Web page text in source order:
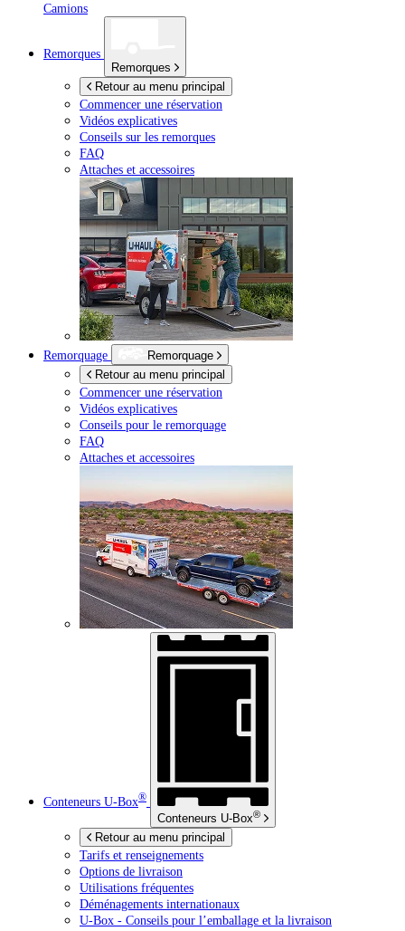
Camions
Remorques
Remorques
Retour au menu principal
Commencer une réservation
Vidéos explicatives
Conseils sur les remorques
FAQ
Attaches et accessoires
Remorquage
Remorquage
Retour au menu principal
Commencer une réservation
Vidéos explicatives
Conseils pour le remorquage
FAQ
Attaches et accessoires
Conteneurs U-Box®
Conteneurs U-Box®
Retour au menu principal
Tarifs et renseignements
Options de livraison
Utilisations fréquentes
Déménagements internationaux
U-Box - Conseils pour l’emballage et la livraison